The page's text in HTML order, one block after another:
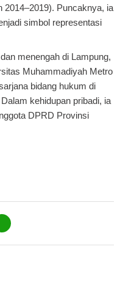
2014–2019). Puncaknya, ia
simbol representasi
menengah di Lampung,
Muhammadiyah Metro
bidang hukum di
kehidupan pribadi, ia
DPRD Provinsi